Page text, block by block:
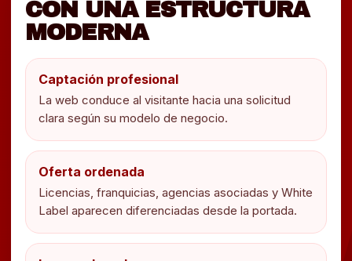
CON UNA ESTRUCTURA
MODERNA
Captación profesional
La web conduce al visitante hacia una solicitud
clara según su modelo de negocio.
Oferta ordenada
Licencias, franquicias, agencias asociadas y White
Label aparecen diferenciadas desde la portada.